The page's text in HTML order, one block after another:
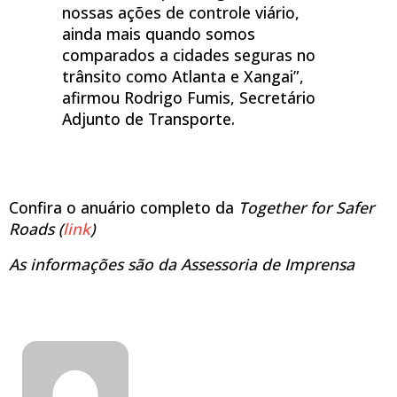
nossas ações de controle viário,
ainda mais quando somos
comparados a cidades seguras no
trânsito como Atlanta e Xangai”,
afirmou Rodrigo Fumis, Secretário
Adjunto de Transporte.
Confira o anuário completo da Together for Safer
Roads (link)
As informações são da Assessoria de Imprensa